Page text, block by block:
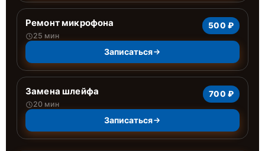
Ремонт микрофона
25 мин
500 ₽
Записаться
Замена шлейфа
20 мин
700 ₽
Записаться